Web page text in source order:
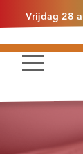
Vrijdag 28